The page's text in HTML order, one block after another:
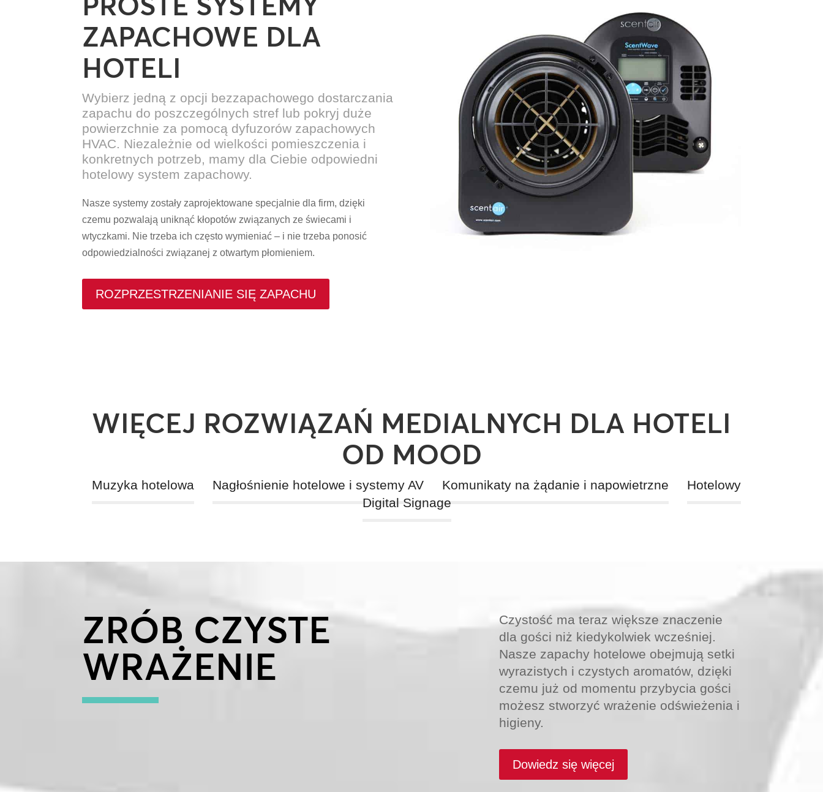
ZAPACHOWE DLA
HOTELI
Wybierz jedną z opcji bezzapachowego dostarczania
zapachu do poszczególnych stref lub pokryj duże
powierzchnie za pomocą dyfuzorów zapachowych
HVAC. Niezależnie od wielkości pomieszczenia i
konkretnych potrzeb, mamy dla Ciebie odpowiedni
hotelowy system zapachowy.
Nasze systemy zostały zaprojektowane specjalnie dla firm, dzięki
czemu pozwalają uniknąć kłopotów związanych ze świecami i
wtyczkami. Nie trzeba ich często wymieniać – i nie trzeba ponosić
odpowiedzialności związanej z otwartym płomieniem.
ROZPRZESTRZENIANIE SIĘ ZAPACHU
WIĘCEJ ROZWIĄZAŃ MEDIALNYCH DLA HOTELI
OD MOOD
Muzyka hotelowa Nagłośnienie hotelowe i systemy AV Komunikaty na żądanie i napowietrzne
Hotelowy
Digital Signage
ZRÓB CZYSTE
WRAŻENIE
Czystość ma teraz większe znaczenie
dla gości niż kiedykolwiek wcześniej.
Nasze zapachy hotelowe obejmują setki
wyrazistych i czystych aromatów, dzięki
czemu już od momentu przybycia gości
możesz stworzyć wrażenie odświeżenia i
higieny.
Dowiedz się więcej